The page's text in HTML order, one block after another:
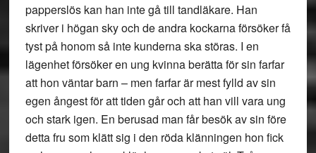
papperslös kan han inte gå till tandläkare. Han
skriver i högan sky och de andra kockarna försöker få
tyst på honom så inte kunderna ska störas. I en
lägenhet försöker en ung kvinna berätta för sin farfar
att hon väntar barn – men farfar är mest fylld av sin
egen ångest för att tiden går och att han vill vara ung
och stark igen. En berusad man får besök av sin före
detta fru som klätt sig i den röda klänningen hon fick